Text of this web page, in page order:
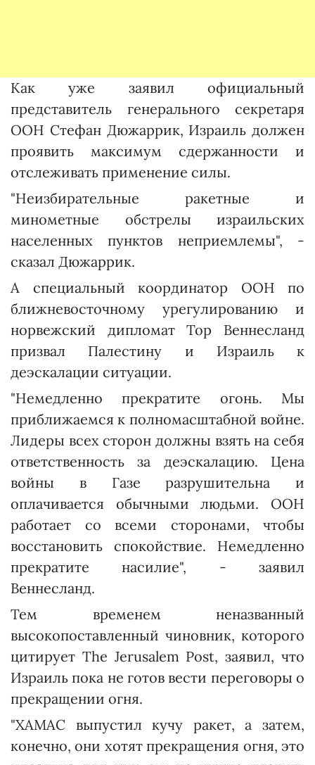
Как уже заявил официальный
представитель генерального секретаря
ООН Стефан Дюжаррик, Израиль должен
проявить максимум сдержанности и
отслеживать применение силы.
"Неизбирательные ракетные и
минометные обстрелы израильских
населенных пунктов неприемлемы", -
сказал Дюжаррик.
А специальный координатор ООН по
ближневосточному урегулированию и
норвежский дипломат Тор Веннесланд
призвал Палестину и Израиль к
деэскалации ситуации.
"Немедленно прекратите огонь. Мы
приближаемся к полномасштабной войне.
Лидеры всех сторон должны взять на себя
ответственность за деэскалацию. Цена
войны в Газе разрушительна и
оплачивается обычными людьми. ООН
работает со всеми сторонами, чтобы
восстановить спокойствие. Немедленно
прекратите насилие", - заявил
Веннесланд.
Тем временем неназванный
высокопоставленный чиновник, которого
цитирует The Jerusalem Post, заявил, что
Израиль пока не готов вести переговоры о
прекращении огня.
"ХАМАС выпустил кучу ракет, а затем,
конечно, они хотят прекращения огня, это